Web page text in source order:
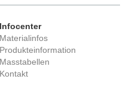
Infocenter
Materialinfos
Produkteinformation
Masstabellen
Kontakt